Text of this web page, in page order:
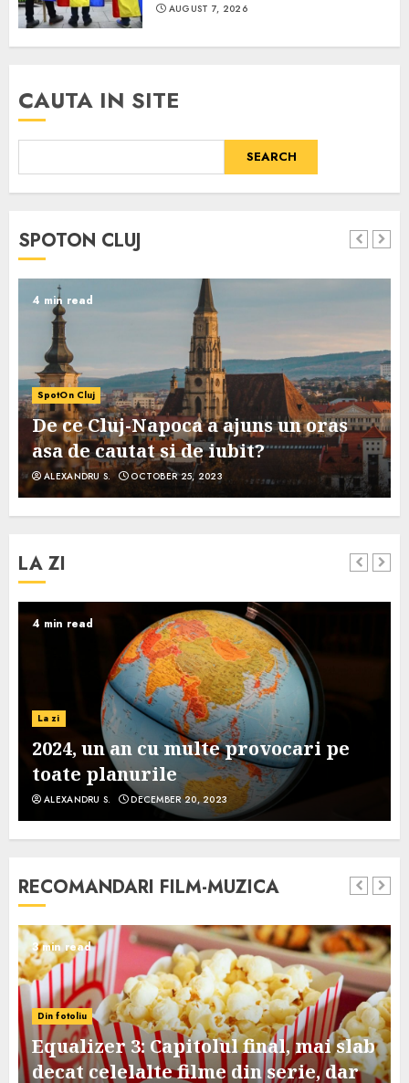
AUGUST 7, 2026
CAUTA IN SITE
SEARCH
SPOTON CLUJ
4 min read
SpotOn Cluj
De ce Cluj-Napoca a ajuns un oras
asa de cautat si de iubit?
ALEXANDRU S. OCTOBER 25, 2023
LA ZI
4 min read
La zi
2024, un an cu multe provocari pe
toate planurile
ALEXANDRU S. DECEMBER 20, 2023
RECOMANDARI FILM-MUZICA
3 min read
Din fotoliu
Equalizer 3: Capitolul final, mai slab
decat celelalte filme din serie, dar